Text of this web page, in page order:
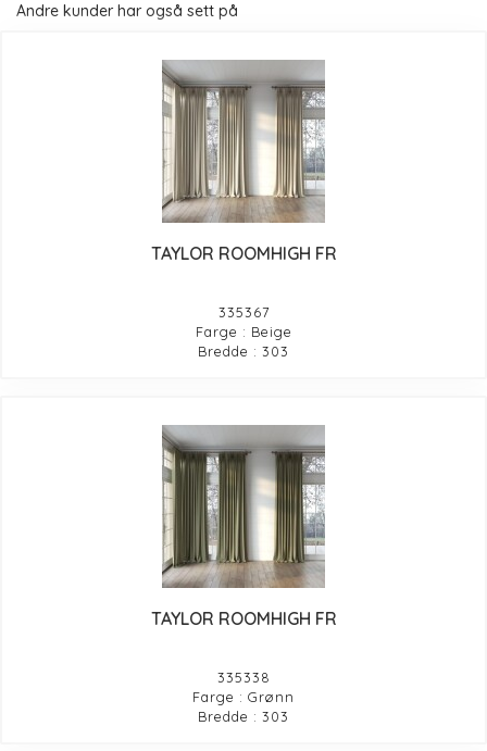
Andre kunder har også sett på
TAYLOR ROOMHIGH FR
335367
Farge : Beige
Bredde : 303
TAYLOR ROOMHIGH FR
335338
Farge : Grønn
Bredde : 303